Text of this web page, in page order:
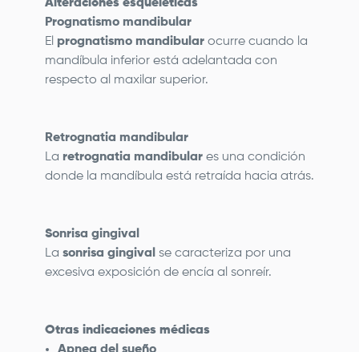
Alteraciones esqueléticas
Prognatismo mandibular
El prognatismo mandibular ocurre cuando la
mandíbula inferior está adelantada con
respecto al maxilar superior.
Retrognatia mandibular
La retrognatia mandibular es una condición
donde la mandíbula está retraída hacia atrás.
Sonrisa gingival
La sonrisa gingival
se caracteriza por una
excesiva exposición de encía al sonreír.
Otras indicaciones médicas